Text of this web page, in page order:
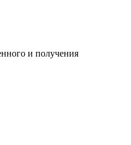
и получения